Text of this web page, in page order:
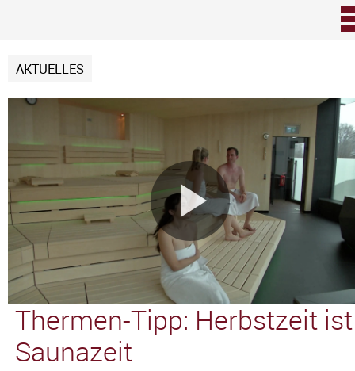
AKTUELLES
Video
Thermen-Tipp: Herbstzeit ist
Saunazeit